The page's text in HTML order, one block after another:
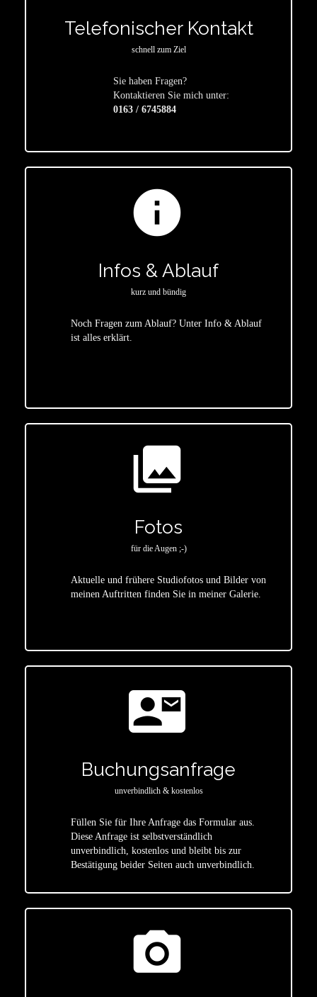
Telefonischer Kontakt
schnell zum Ziel
Sie haben Fragen?
Kontaktieren Sie mich unter:
0163 / 6745884
info
Infos & Ablauf
kurz und bündig
Noch Fragen zum Ablauf? Unter Info & Ablauf
ist alles erklärt.
photo_library
Fotos
für die Augen ;-)
Aktuelle und frühere Studiofotos und Bilder von
meinen Auftritten finden Sie in meiner Galerie.
contact_mail
Buchungsanfrage
unverbindlich & kostenlos
Füllen Sie für Ihre Anfrage das Formular aus.
Diese Anfrage ist selbstverständlich
unverbindlich, kostenlos und bleibt bis zur
Bestätigung beider Seiten auch unverbindlich.
photo_camera